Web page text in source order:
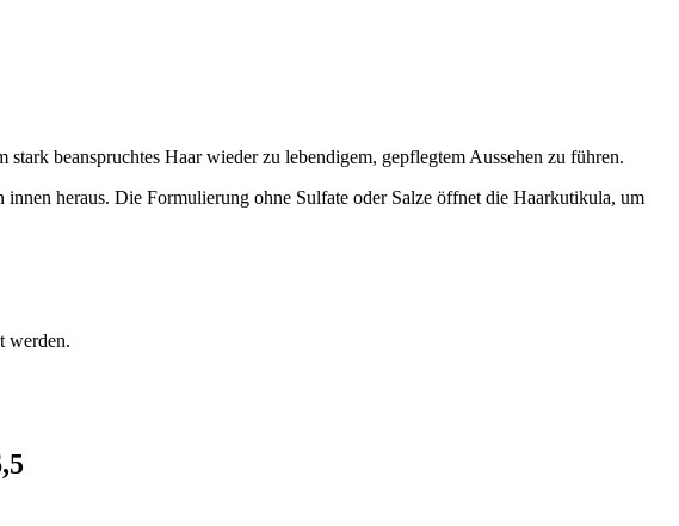
beanspruchtes Haar wieder zu lebendigem, gepflegtem Aussehen zu führen.
heraus. Die Formulierung ohne Sulfate oder Salze öffnet die Haarkutikula, um
werden.